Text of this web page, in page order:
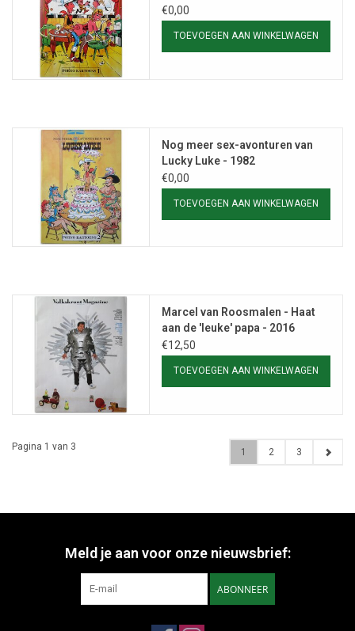
1982
€0,00
TOEVOEGEN AAN WINKELWAGEN
Nog meer sex-avonturen van
Lucky Luke - 1982
€0,00
TOEVOEGEN AAN WINKELWAGEN
Marcel van Roosmalen - Haat
aan de 'leuke' papa - 2016
€12,50
TOEVOEGEN AAN WINKELWAGEN
Pagina 1 van 3 1 2 3
Meld je aan voor onze nieuwsbrief:
ABONNEER